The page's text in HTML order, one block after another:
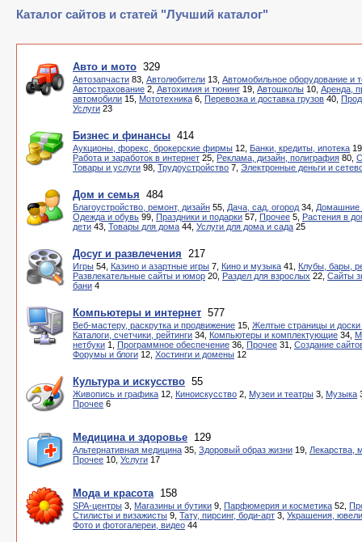
Каталог сайтов и статей "Лучший каталог"
Авто и мото 329
Автозапчасти 83, Автолюбители 13, Автомобильное оборудование и
Автострахование 2, Автохимия и тюнинг 19, Автошколы 10, Аренда,
автомобили 15, Мототехника 6, Перевозка и доставка грузов 40,
Услуги 23
Бизнес и финансы 414
Аукционы, форекс, брокерские фирмы 12, Банки, кредиты, ипотека
Работа и заработок в интернет 25, Реклама, дизайн, полиграфия 80,
Товары и услуги 98, Трудоустройство 7, Электронные деньги и
Дом и семья 484
Благоустройство, ремонт, дизайн 55, Дача, сад, огород 34, Домашние
Одежда и обувь 99, Праздники и подарки 57, Прочее 5, Растения в
дети 43, Товары для дома 44, Услуги для дома и сада 25
Досуг и развлечения 217
Игры 54, Казино и азартные игры 7, Кино и музыка 41, Клубы, бары,
Развлекательные сайты и юмор 20, Раздел для взрослых 22, Сайты
бани 4
Компьютеры и интернет 577
Веб-мастеру, раскрутка и продвижение 15, Желтые страницы и
Каталоги, счетчики, рейтинги 34, Компьютеры и комплектующие 34,
нетбуки 1, Программное обеспечение 36, Прочее 31, Создание
Форумы и блоги 12, Хостинги и домены 12
Культура и искусство 55
Живопись и графика 12, Киноискусство 2, Музеи и театры 3, Музыка
Прочее 6
Медицина и здоровье 129
Альтернативная медицина 35, Здоровый образ жизни 19, Лекарства,
Прочее 10, Услуги 17
Мода и красота 158
SPA-центры 3, Магазины и бутики 9, Парфюмерия и косметика 52,
Стилисты и визажисты 9, Тату, пирсинг, боди-арт 3, Украшения,
Фото и фотогалереи, видео 44